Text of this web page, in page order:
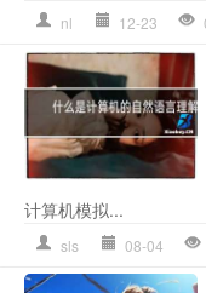
nl 12-23
计算机模拟...
sls 08-04